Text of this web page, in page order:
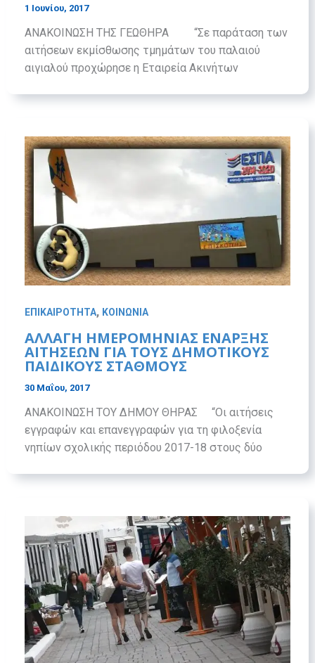
1 Ιουνίου, 2017
ΑΝΑΚΟΙΝΩΣΗ ΤΗΣ ΓΕΩΘΗΡΑ “Σε παράταση των
αιτήσεων εκμίσθωσης τμημάτων του παλαιού
αιγιαλού προχώρησε η Εταιρεία Ακινήτων
ΕΠΙΚΑΙΡΟΤΗΤΑ, ΚΟΙΝΩΝΙΑ
ΑΛΛΑΓΗ ΗΜΕΡΟΜΗΝΙΑΣ ΕΝΑΡΞΗΣ
ΑΙΤΗΣΕΩΝ ΓΙΑ ΤΟΥΣ ΔΗΜΟΤΙΚΟΥΣ
ΠΑΙΔΙΚΟΥΣ ΣΤΑΘΜΟΥΣ
30 Μαΐου, 2017
ΑΝΑΚΟΙΝΩΣΗ ΤΟΥ ΔΗΜΟΥ ΘΗΡΑΣ “Οι αιτήσεις
εγγραφών και επανεγγραφών για τη φιλοξενία
νηπίων σχολικής περιόδου 2017-18 στους δύο